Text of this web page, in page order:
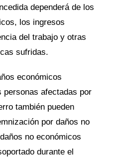
dependerá de los
los ingresos
del trabajo y otras
sufridas.
económicos
personas afectadas por
también pueden
por daños no
no económicos
durante el